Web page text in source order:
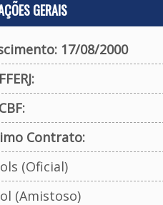
GERAIS
17/08/2000
Contrato:
(Oficial)
(Amistoso)